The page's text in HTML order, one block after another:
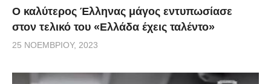
Ο καλύτερος Έλληνας μάγος εντυπωσίασε
στον τελικό του «Ελλάδα έχεις ταλέντο»
25 ΝΟΕΜΒΡΊΟΥ, 2023